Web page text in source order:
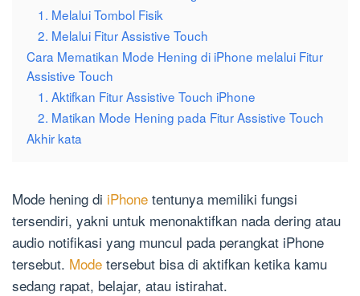
1. Melalui Tombol Fisik
2. Melalui Fitur Assistive Touch
Cara Mematikan Mode Hening di iPhone melalui Fitur
Assistive Touch
1. Aktifkan Fitur Assistive Touch iPhone
2. Matikan Mode Hening pada Fitur Assistive Touch
Akhir kata
Mode hening di iPhone tentunya memiliki fungsi
tersendiri, yakni untuk menonaktifkan nada dering atau
audio notifikasi yang muncul pada perangkat iPhone
tersebut. Mode tersebut bisa di aktifkan ketika kamu
sedang rapat, belajar, atau istirahat.